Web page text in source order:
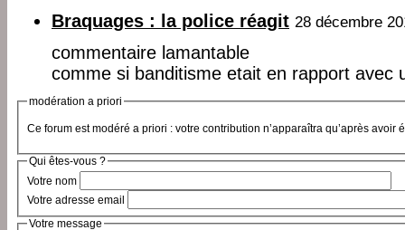
Braquages : la police réagit 28 décembre
commentaire lamantable
comme si banditisme etait en rapport avec
modération a priori
Ce forum est modéré a priori : votre contribution n’apparaîtra qu’après avoir
Qui êtes-vous ?
Votre nom
Votre adresse email
Votre message